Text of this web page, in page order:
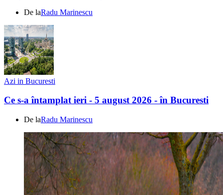
De laRadu Marinescu
Azi in Bucuresti
Ce s-a întamplat ieri - 5 august 2026 - în Bucuresti
De laRadu Marinescu